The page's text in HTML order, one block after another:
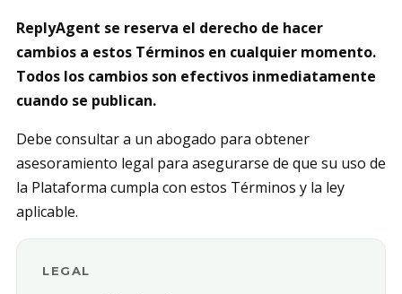
ReplyAgent se reserva el derecho de hacer
cambios a estos Términos en cualquier momento.
Todos los cambios son efectivos inmediatamente
cuando se publican.
Debe consultar a un abogado para obtener
asesoramiento legal para asegurarse de que su uso de
la Plataforma cumpla con estos Términos y la ley
aplicable.
LEGAL